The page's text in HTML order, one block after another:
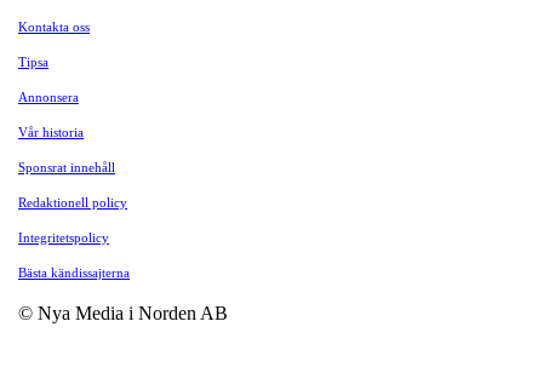
Kontakta oss
Tipsa
Annonsera
Vår historia
Sponsrat innehåll
Redaktionell policy
Integritetspolicy
Bästa kändissajterna
© Nya Media i Norden AB